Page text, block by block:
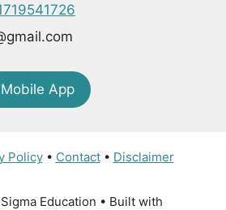
App
Policy• Contact• Disclaimer
Education • Built with